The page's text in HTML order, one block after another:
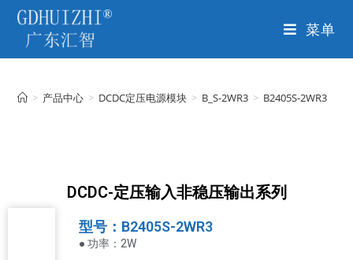
菜单
> 产品中心 > DCDC定压电源模块 > B_S-2WR3 > B2405S-2WR3
DCDC-定压输入非稳压输出系列
型号：B2405S-2WR3
● 功率：2W